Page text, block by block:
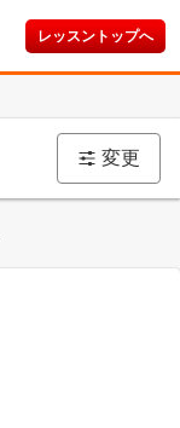
レッスントップへ
変更